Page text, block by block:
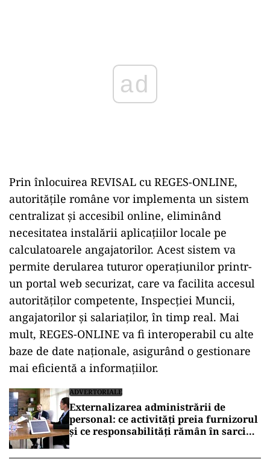
Prin înlocuirea REVISAL cu REGES-ONLINE,
autoritățile române vor implementa un sistem
centralizat și accesibil online, eliminând
necesitatea instalării aplicațiilor locale pe
calculatoarele angajatorilor. Acest sistem va
permite derularea tuturor operațiunilor printr-
un portal web securizat, care va facilita accesul
autorităților competente, Inspecției Muncii,
angajatorilor și salariaților, în timp real. Mai
mult, REGES-ONLINE va fi interoperabil cu alte
baze de date naționale, asigurând o gestionare
mai eficientă a informațiilor.
ADVERTORIALE
Externalizarea administrării de
personal: ce activități preia furnizorul
și ce responsabilități rămân în sarcina